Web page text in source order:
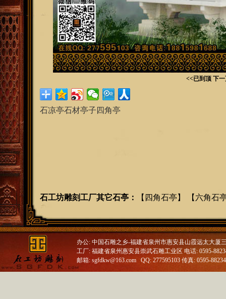
<<已到顶 下
石凉亭石材亭子四角亭
石工坊雕刻工厂其它石亭： 【 四角石亭 】 【 六角石
办公: 中国石雕之乡-福建省泉州市惠安县山霞远太大厦
工厂: 福建省泉州惠安县崇武石雕工业区 电话: 0595-
邮箱: sgfdkw@163.com QQ: 277595103 传真: 0595-